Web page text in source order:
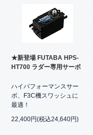
★新登場 FUTABA HPS-
HT700 ラダー専用サーボ
ハイパフォーマンスサー
ボ、F3C機スワッシュに
最適！
22,400円(税込24,640円)